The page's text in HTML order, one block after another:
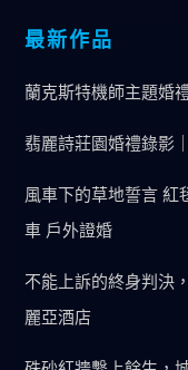
最新作品
蘭克斯特機師主題婚
翡麗詩莊園婚禮錄影
風車下的草地誓言 紅
車 戶外證婚
不能上訴的終身判決
麗亞酒店